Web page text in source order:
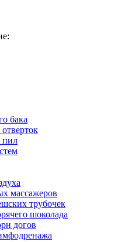
бака
пил
массажеров
трубочек
шоколада
догов